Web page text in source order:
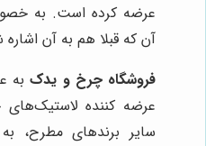
آن که قبلا هم به آن
فروشگاه چرخ و یدکبه
عرضه کننده لاستیک‌های
سایر برندهای مطرح،